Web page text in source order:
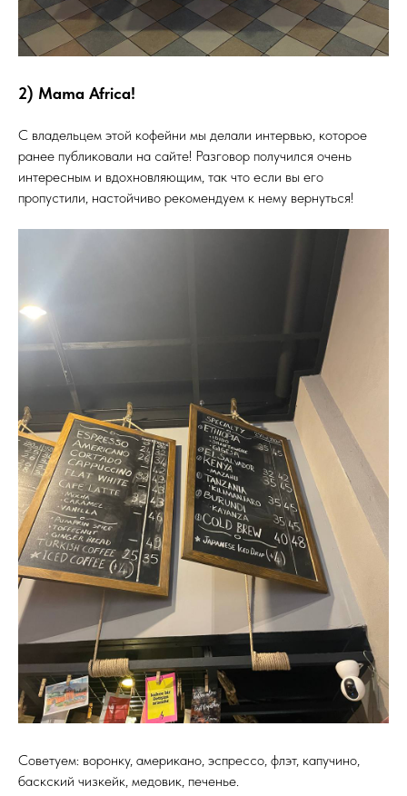
2) Mama Africa!
С владельцем этой кофейни мы делали интервью, которое
ранее публиковали на сайте! Разговор получился очень
интересным и вдохновляющим, так что если вы его
пропустили, настойчиво рекомендуем к нему вернуться!
Советуем: воронку, американо, эспрессо, флэт, капучино,
баскский чизкейк, медовик, печенье.